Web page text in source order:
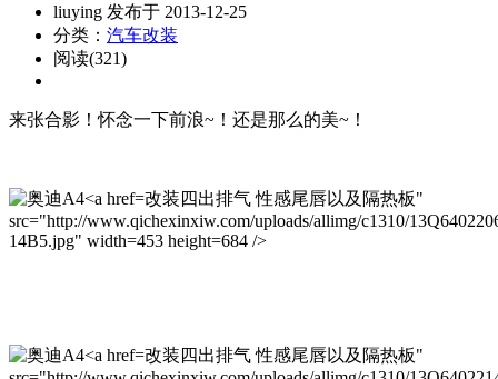
liuying 发布于 2013-12-25
分类： 汽车改装
阅读(321)
来张合影！怀念一下前浪~！还是那么的美~！
改装四出排气 性感尾唇以及隔热板"
src="http://www.qichexinxiw.com/uploads/allimg/c1310/
14B5.jpg" width=453 height=684 />
改装四出排气 性感尾唇以及隔热板"